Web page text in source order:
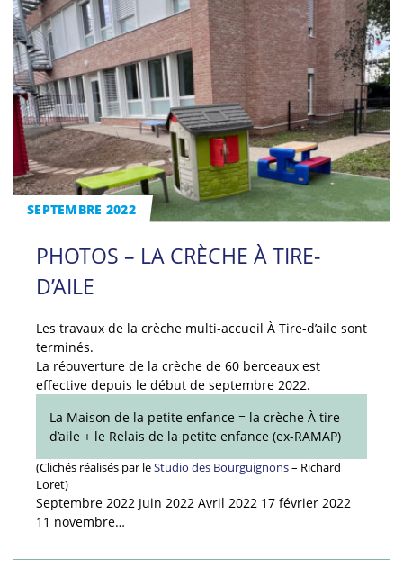
SEPTEMBRE 2022
PHOTOS – LA CRÈCHE À TIRE-
D’AILE
Les travaux de la crèche multi-accueil À Tire-d’aile sont
terminés.
La réouverture de la crèche de 60 berceaux est
effective depuis le début de septembre 2022.
La Maison de la petite enfance = la crèche À tire-
d’aile + le Relais de la petite enfance (ex-RAMAP)
(Clichés réalisés par leStudio des Bourguignons– Richard
Loret)
Septembre 2022 Juin 2022 Avril 2022 17 février 2022
11 novembre…